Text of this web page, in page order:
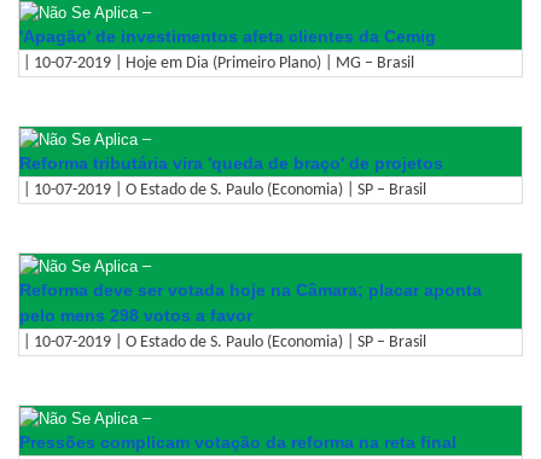
–
'Apagão' de investimentos afeta clientes da Cemig
| 10-07-2019 | Hoje em Dia (Primeiro Plano) | MG – Brasil
–
Reforma tributária vira 'queda de braço' de projetos
| 10-07-2019 | O Estado de S. Paulo (Economia) | SP – Brasil
–
Reforma deve ser votada hoje na Câmara; placar aponta
pelo mens 298 votos a favor
| 10-07-2019 | O Estado de S. Paulo (Economia) | SP – Brasil
–
Pressões complicam votação da reforma na reta final